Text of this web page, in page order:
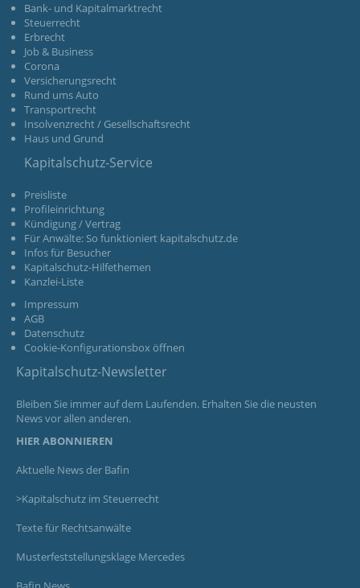
Bank- und Kapitalmarktrecht
Steuerrecht
Erbrecht
Job & Business
Corona
Versicherungsrecht
Rund ums Auto
Transportrecht
Insolvenzrecht / Gesellschaftsrecht
Haus und Grund
Kapitalschutz-Service
Preisliste
Profileinrichtung
Kündigung / Vertrag
Für Anwälte: So funktioniert kapitalschutz.de
Infos für Besucher
Kapitalschutz-Hilfethemen
Kanzlei-Liste
Impressum
AGB
Datenschutz
Cookie-Konfigurationsbox öffnen
Kapitalschutz-Newsletter
Bleiben Sie immer auf dem Laufenden. Erhalten Sie die neusten
News vor allen anderen.
HIER ABONNIEREN
Aktuelle News der Bafin
>Kapitalschutz im Steuerrecht
Texte für Rechtsanwälte
Musterfeststellungsklage Mercedes